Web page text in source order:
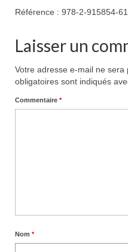
Référence : 978-2-915854-
Laisser un
Votre adresse e-mail ne sera
obligatoires sont indiqués
Commentaire *
Nom *